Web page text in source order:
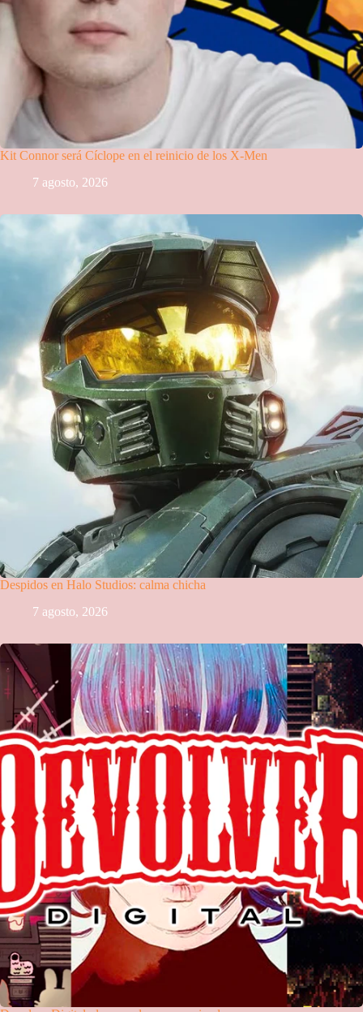
Kit Connor será Cíclope en el reinicio de los X-Men
7 agosto, 2026
Despidos en Halo Studios: calma chicha
7 agosto, 2026